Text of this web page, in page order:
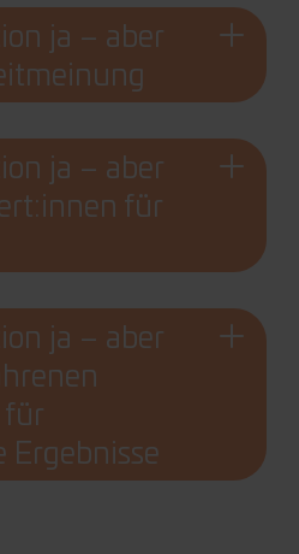
ja – aber
ja – aber
für
ja – aber
für
Ergebnisse